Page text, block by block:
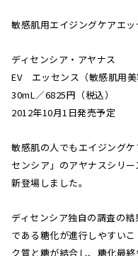
敏感肌用エイジングケアエ
ディセンシア・アヤナス
EV エッセンス（敏感肌用美
30mL／6825円（税込）
2012年10月1日発売予定
敏感肌の人でもエイジング
センシア」のアヤナスシリ
新登場しました。
ディセンシア独自の調査の
である糖化が進行しやすい
ク質と糖が結合し、糖化最